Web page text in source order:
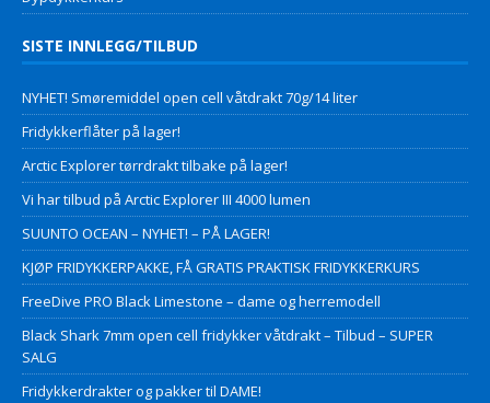
SISTE INNLEGG/TILBUD
NYHET! Smøremiddel open cell våtdrakt 70g/14 liter
Fridykkerflåter på lager!
Arctic Explorer tørrdrakt tilbake på lager!
Vi har tilbud på Arctic Explorer III 4000 lumen
SUUNTO OCEAN – NYHET! – PÅ LAGER!
KJØP FRIDYKKERPAKKE, FÅ GRATIS PRAKTISK FRIDYKKERKURS
FreeDive PRO Black Limestone – dame og herremodell
Black Shark 7mm open cell fridykker våtdrakt – Tilbud – SUPER
SALG
Fridykkerdrakter og pakker til DAME!